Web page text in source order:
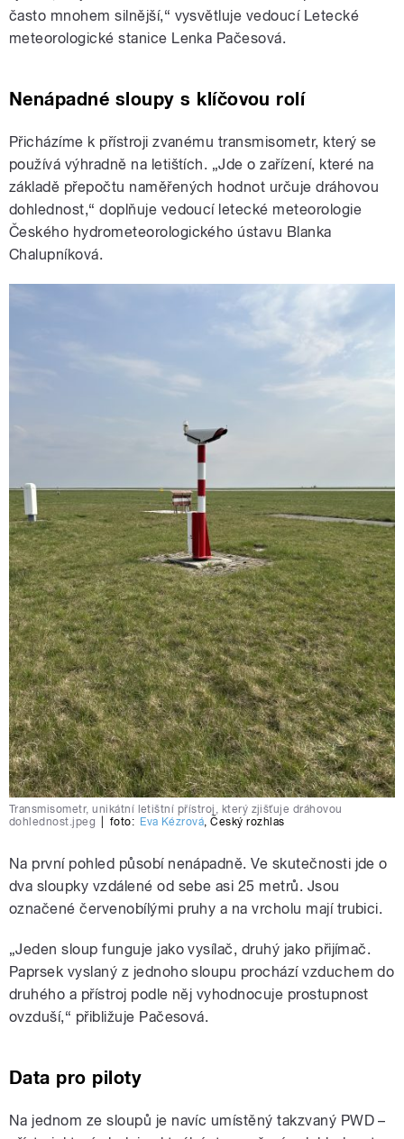
často mnohem silnější,“ vysvětluje vedoucí Letecké
meteorologické stanice Lenka Pačesová.
Nenápadné sloupy s klíčovou rolí
Přicházíme k přístroji zvanému transmisometr, který se
používá výhradně na letištích. „Jde o zařízení, které na
základě přepočtu naměřených hodnot určuje dráhovou
dohlednost,“ doplňuje vedoucí letecké meteorologie
Českého hydrometeorologického ústavu Blanka
Chalupníková.
Transmisometr, unikátní letištní přístroj, který zjišťuje dráhovou
dohlednost.jpeg
foto: Eva Kézrová,Český rozhlas
Na první pohled působí nenápadně. Ve skutečnosti jde o
dva sloupky vzdálené od sebe asi 25 metrů. Jsou
označené červenobílými pruhy a na vrcholu mají trubici.
„Jeden sloup funguje jako vysílač, druhý jako přijímač.
Paprsek vyslaný z jednoho sloupu prochází vzduchem do
druhého a přístroj podle něj vyhodnocuje prostupnost
ovzduší,“ přibližuje Pačesová.
Data pro piloty
Na jednom ze sloupů je navíc umístěný takzvaný PWD –